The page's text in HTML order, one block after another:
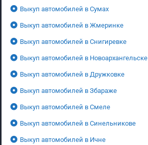
Выкуп автомобилей в Сумах
Выкуп автомобилей в Жмеринке
Выкуп автомобилей в Снигиревке
Выкуп автомобилей в Новоархангельске
Выкуп автомобилей в Дружковке
Выкуп автомобилей в Збараже
Выкуп автомобилей в Смеле
Выкуп автомобилей в Синельникове
Выкуп автомобилей в Ичне